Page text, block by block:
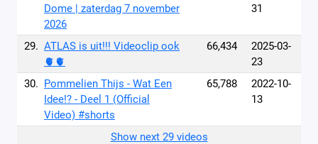
Dome | zaterdag 7 november
2026
31
29. ATLAS is uit!!! Videoclip ook
🫀🫀
66,434
2025-03-
23
30. Pommelien Thijs - Wat Een
Idee!? - Deel 1 (Official
Video) #shorts
65,788
2022-10-
13
Show next 29 videos